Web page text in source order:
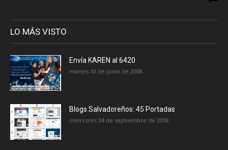
LO MÁS VISTO
Envía KAREN al 6420
martes 10 de junio de 2008
Blogs Salvadoreños: 45 Portadas
miércoles 24 de septiembre de 2008